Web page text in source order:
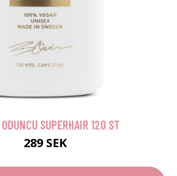
SUPERHAIR 120 ST
289 SEK